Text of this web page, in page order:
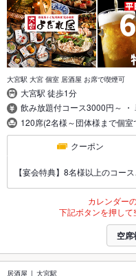
大宮駅 大宮 個室 居酒屋 お席で喫煙可
大宮駅 徒歩1分
飲み放題付コース3000円～
120席(2名様～団体様まで個
クーポン
【宴会特典】8名様以上のコー
カレンダー
下記ボタンを押して
空席
居酒屋 大宮駅